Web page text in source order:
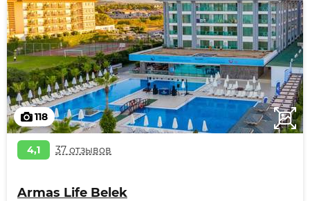
118
4,1 37 отзывов
Armas Life Belek